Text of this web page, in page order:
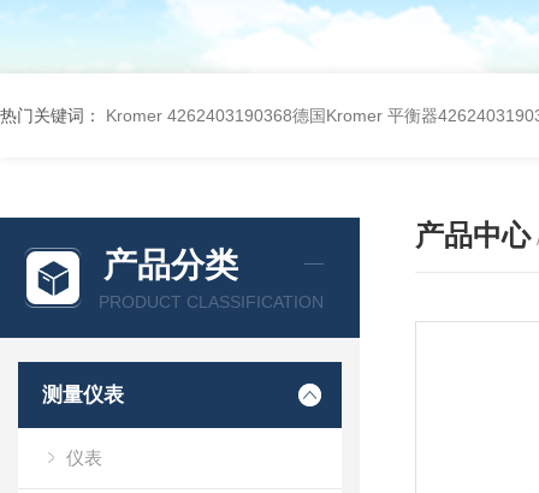
热门关键词： Kromer 4262403190368德国Kromer 平衡器
产品分类
PRODUCT CLASSIFICATION
测量仪表
仪表
产品中心